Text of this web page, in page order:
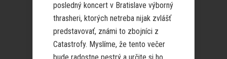
posledný koncert v Bratislave výborný
thrasheri, ktorých netreba nijak zvlášť
predstavovať, známi to zbojníci z
Catastrofy. Myslíme, že tento večer